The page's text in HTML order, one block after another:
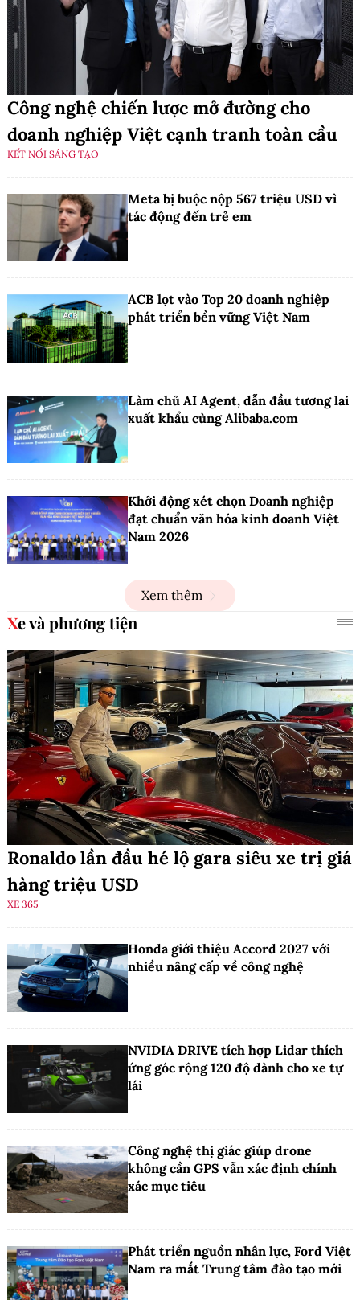
Công nghệ chiến lược mở đường cho
doanh nghiệp Việt cạnh tranh toàn cầu
KẾT NỐI SÁNG TẠO
Meta bị buộc nộp 567 triệu USD vì
tác động đến trẻ em
ACB lọt vào Top 20 doanh nghiệp
phát triển bền vững Việt Nam
Làm chủ AI Agent, dẫn đầu tương lai
xuất khẩu cùng Alibaba.com
Khởi động xét chọn Doanh nghiệp
đạt chuẩn văn hóa kinh doanh Việt
Nam 2026
Xem thêm
Xe và phương tiện
Ronaldo lần đầu hé lộ gara siêu xe trị giá
hàng triệu USD
XE 365
Honda giới thiệu Accord 2027 với
nhiều nâng cấp về công nghệ
NVIDIA DRIVE tích hợp Lidar thích
ứng góc rộng 120 độ dành cho xe tự
lái
Công nghệ thị giác giúp drone
không cần GPS vẫn xác định chính
xác mục tiêu
Phát triển nguồn nhân lực, Ford Việt
Nam ra mắt Trung tâm đào tạo mới